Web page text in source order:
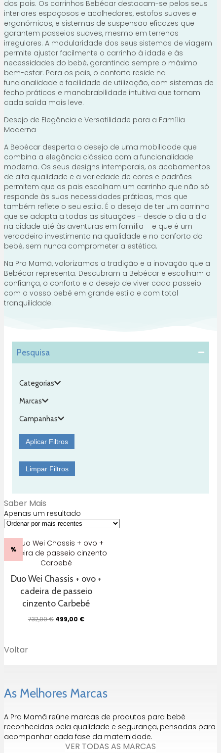
dos pais. Os carrinhos Bebécar destacam-se pelos seus
interiores espaçosos e acolhedores, estofos suaves e
ergonómicos, e sistemas de suspensão eficazes que
garantem passeios suaves, mesmo em terrenos
irregulares. A modularidade dos seus sistemas de viagem
permite ajustar facilmente o carrinho à idade e às
necessidades do bebé, garantindo sempre o máximo
bem-estar. Para os pais, o conforto reside na
funcionalidade e facilidade de utilização, com sistemas de
fecho práticos e manobrabilidade intuitiva que tornam
cada saída mais leve.
Desejo de Elegância e Versatilidade para a Família
Moderna
A Bebécar desperta o desejo de uma mobilidade que
combina a elegância clássica com a funcionalidade
moderna. Os seus designs intemporais, os acabamentos
de alta qualidade e a variedade de cores e padrões
permitem que os pais escolham um carrinho que não só
responde às suas necessidades práticas, mas que
também reflete o seu estilo. É o desejo de ter um carrinho
que se adapta a todas as situações – desde o dia a dia
na cidade até às aventuras em família – e que é um
verdadeiro investimento na qualidade e no conforto do
bebé, sem nunca comprometer a estética.
Na Pra Mamã, valorizamos a tradição e a inovação que a
Bebécar representa. Descubram a Bebécar e escolham a
confiança, o conforto e o desejo de viver cada passeio
com o vosso bebé em grande estilo e com total
tranquilidade.
Pesquisa
Categorias
Marcas
Campanhas
Aplicar Filtros
Limpar Filtros
Saber Mais
Apenas um resultado
%
Duo Wei Chassis + ovo +
cadeira de passeio
cinzento Carbebé
732,00€ O
499,00 €O
Voltar
As Melhores Marcas
A Pra Mamã reúne marcas de produtos para bebé
reconhecidas pela qualidade e segurança, pensadas para
acompanhar cada fase da maternidade.
VER TODAS AS MARCAS